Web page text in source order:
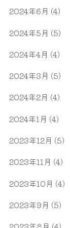
2024年6月 (4)
2024年5月 (5)
2024年4月 (4)
2024年3月 (5)
2024年2月 (4)
2024年1月 (4)
2023年12月 (5)
2023年11月 (4)
2023年10月 (4)
2023年9月 (5)